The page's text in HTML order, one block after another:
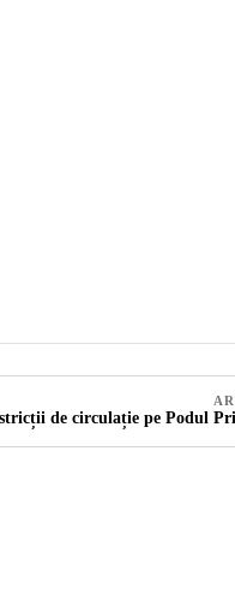
de circulație pe Podul